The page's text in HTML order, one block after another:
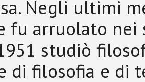
Negli ultimi
fu arruolato nei
studiò
di filosofia e di